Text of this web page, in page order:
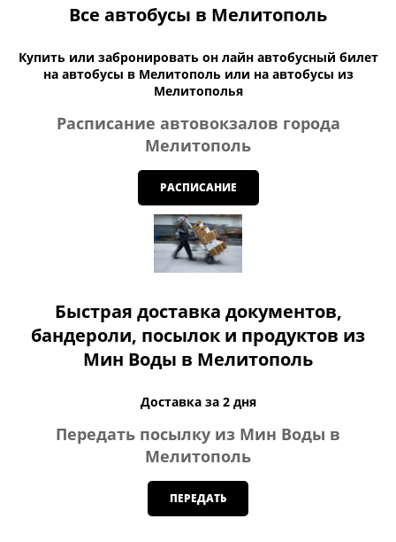
Все автобусы в Мелитополь
Купить или забронировать он лайн автобусный билет
на автобусы в Мелитополь или на автобусы из
Мелитополья
Расписание автовокзалов города
Мелитополь
РАСПИСАНИЕ
Быстрая доставка документов,
бандероли, посылок и продуктов из
Мин Воды в Мелитополь
Доставка за 2 дня
Передать посылку из Мин Воды в
Мелитополь
ПЕРЕДАТЬ